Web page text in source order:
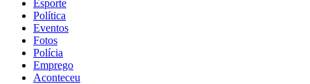
Esporte
Política
Eventos
Fotos
Polícia
Emprego
Aconteceu